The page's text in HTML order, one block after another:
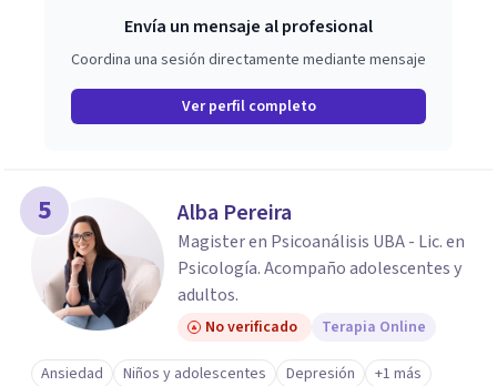
Envía un mensaje al profesional
Coordina una sesión directamente mediante mensaje
Ver perfil completo
5 Alba Pereira
Magister en Psicoanálisis UBA - Lic. en
Psicología. Acompaño adolescentes y
adultos.
No verificado Terapia Online
Ansiedad Niños y adolescentes Depresión +1 más